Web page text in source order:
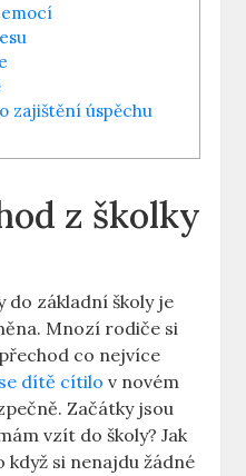
zajištění úspěchu
z školky
do základní školy je
Mnozí rodiče si
co nejvíce
dítě cítilo v novém
Začátky jsou
vzít do školy? Jak
když si nenajdu žádné